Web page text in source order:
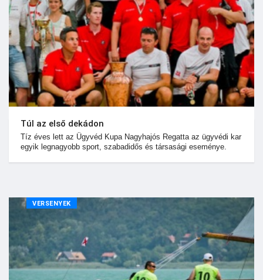
Túl az első dekádon
Tíz éves lett az Ügyvéd Kupa Nagyhajós Regatta az ügyvédi kar
egyik legnagyobb sport, szabadidős és társasági eseménye.
VERSENYEK